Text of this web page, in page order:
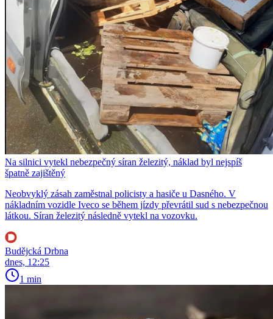
Na silnici vytekl nebezpečný síran železitý, náklad byl nejspíš
špatně zajištěný
Neobvyklý zásah zaměstnal policisty a hasiče u Dasného. V
nákladním vozidle Iveco se během jízdy převrátil sud s nebezpečnou
látkou. Síran železitý následně vytekl na vozovku.
Budějcká Drbna
dnes, 12:25
1 min